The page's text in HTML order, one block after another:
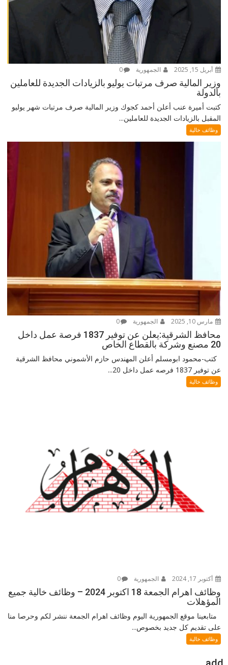
أبريل 15, 2025 الجمهورية 0
وزير المالية صرف مرتبات يوليو بالزيادات الجديدة للعاملين
بالدولة
كتبت أميرة عنب أعلن أحمد كجوك وزير المالية صرف مرتبات شهر يوليو
المقبل بالزيادات الجديدة للعاملين...
وظائف خالية
مارس 10, 2025 الجمهورية 0
محافظ الشرقية:يعلن عن توفير 1837 فرصة عمل داخل
20 مصنع وشركة بالقطاع الخاص
كتب-محمود ابومسلم أعلن المهندس حازم الأشموني محافظ الشرقية
عن توفير 1837 فرصه عمل داخل 20...
وظائف خالية
أكتوبر 17, 2024 الجمهورية 0
وظائف اهرام الجمعة 18 اكتوبر 2024 – وظائف خالية جميع
المؤهلات
متابعينا موقع الجمهورية اليوم وظائف اهرام الجمعة ننشر لكم وحرصا منا
على تقديم كل جديد بخصوص...
وظائف خالية